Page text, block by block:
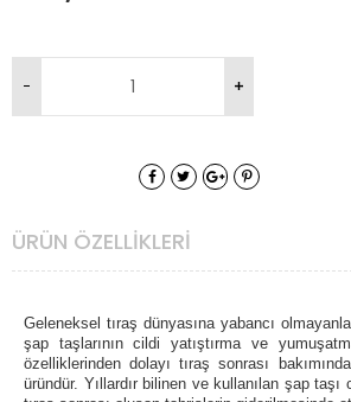
ÜRÜN ÖZELLIKLERI
Geleneksel tıraş dünyasına yabancı
şap taşlarının cildi yatıştırma ve
özelliklerinden dolayı tıraş sonrası
üründür. Yıllardır bilinen ve kullanılan şap